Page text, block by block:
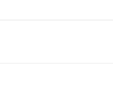
永恒之塔2苹果版